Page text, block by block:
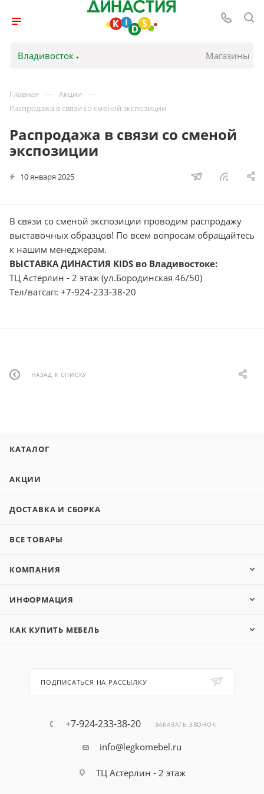
Владивосток Магазины
Главная — Акции —
Распродажа в связи со сменой экспозиции
Распродажа в связи со сменой
экспозиции
10 января 2025
В связи со сменой экспозиции проводим распродажу
выставочных образцов! По всем вопросам обращайтесь
к нашим менеджерам.
ВЫСТАВКА ДИНАСТИЯ KIDS во Владивостоке:
ТЦ Астерлин - 2 этаж (ул.Бородинская 46/50)
Тел/ватсап: +7-924-233-38-20
НАЗАД К СПИСКУ
КАТАЛОГ
АКЦИИ
ДОСТАВКА И СБОРКА
ВСЕ ТОВАРЫ
КОМПАНИЯ
ИНФОРМАЦИЯ
КАК КУПИТЬ МЕБЕЛЬ
ПОДПИСАТЬСЯ НА РАССЫЛКУ
+7-924-233-38-20 ЗАКАЗАТЬ ЗВОНОК
info@legkomebel.ru
ТЦ Астерлин - 2 этаж